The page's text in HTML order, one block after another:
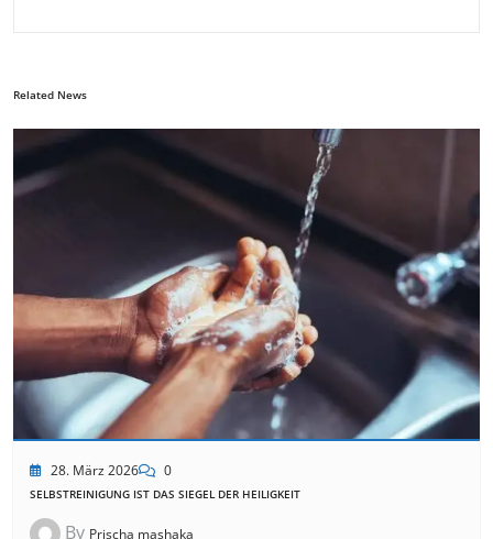
Related News
28. März 2026 0
SELBSTREINIGUNG IST DAS SIEGEL DER HEILIGKEIT
By Prischa mashaka